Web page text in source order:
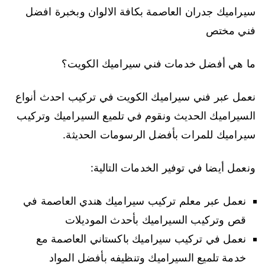
سيراميك جدران العاصمة بكافة الالوان وبخبرة افضل
فني مختص
ما هي أفضل خدمات فني سيراميك الكويت؟
نعمل عبر فني سيراميك الكويت في تركيب احدث أنواع
السيراميك الحديث ونقوم في تلميع السيراميك وتركيب
سيراميك للمرات بأفضل الرسومات الحديثة.
ونعمل أيضا في توفير الخدمات التالية:
نعمل عبر معلم تركيب سيراميك هندي العاصمة في
قص وتركيب السيراميك بأحدث الموديلات
نعمل في تركيب سيراميك باكستاني العاصمة مع
خدمة تلميع السيراميك وتنظيفه بأفضل المواد